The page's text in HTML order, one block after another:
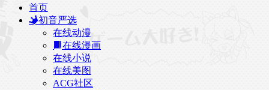
首页
初音严选
在线动漫
在线漫画
在线小说
在线美图
ACG社区